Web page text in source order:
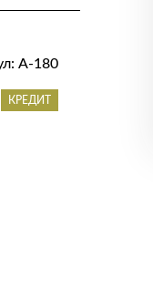
А-180
КРЕДИТ